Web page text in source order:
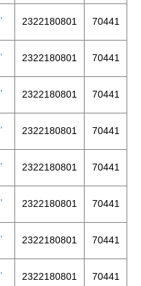
2322180801 70441
2322180801 70441
2322180801 70441
2322180801 70441
2322180801 70441
2322180801 70441
2322180801 70441
2322180801 70441